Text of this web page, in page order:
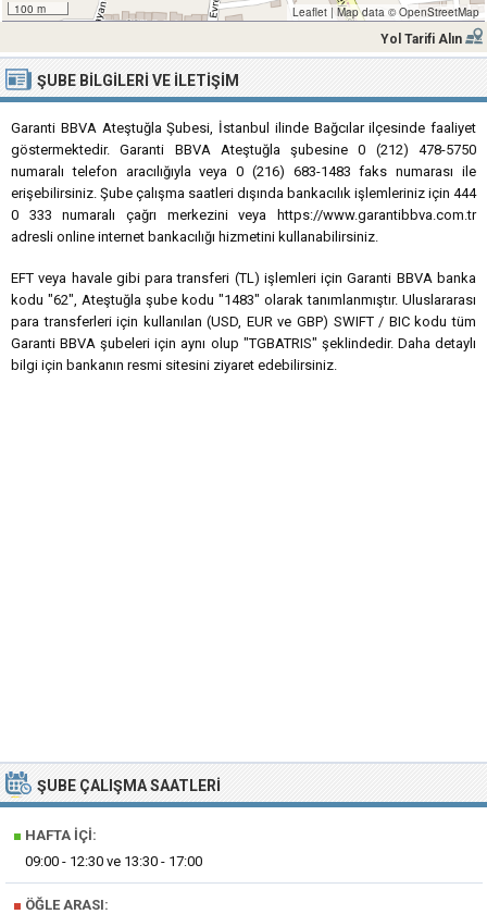
100 m Leaflet | Map data ©OpenStreetMap
Yol Tarifi Alın
ŞUBE BILGILERI VE İLETIŞIM
Garanti BBVA Ateştuğla Şubesi, İstanbul ilinde Bağcılar ilçesinde faaliyet
göstermektedir. Garanti BBVA Ateştuğla şubesine 0 (212) 478-5750
numaralı telefon aracılığıyla veya 0 (216) 683-1483 faks numarası ile
erişebilirsiniz. Şube çalışma saatleri dışında bankacılık işlemleriniz için 444
0 333 numaralı çağrı merkezini veya https://www.garantibbva.com.tr
adresli online internet bankacılığı hizmetini kullanabilirsiniz.
EFT veya havale gibi para transferi (TL) işlemleri için Garanti BBVA banka
kodu "62", Ateştuğla şube kodu "1483" olarak tanımlanmıştır. Uluslararası
para transferleri için kullanılan (USD, EUR ve GBP) SWIFT / BIC kodu tüm
Garanti BBVA şubeleri için aynı olup "TGBATRIS" şeklindedir. Daha detaylı
bilgi için bankanın resmi sitesini ziyaret edebilirsiniz.
ŞUBE ÇALIŞMA SAATLERI
■ HAFTA İÇI:
09:00 - 12:30 ve 13:30 - 17:00
■ ÖĞLE ARASI: